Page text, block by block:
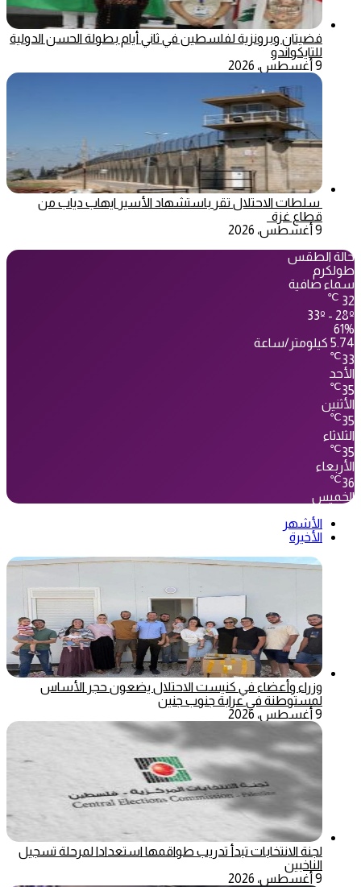
فضيتان وبرونزية لفلسطين في ثاني أيام بطولة الحسن الدولية
للتايكواندو
9 أغسطس، 2026
سلطات الاحتلال تقر باستشهاد الأسير ايهاب دياب من
قطاع غزة
9 أغسطس، 2026
حالة الطقس
طولكرم
سماء صافية
32
℃
33º - 28º
61%
5.74 كيلومتر/ساعة
33
℃
الأحد
35
℃
الأثنين
35
℃
الثلاثاء
35
℃
الأربعاء
36
℃
الخميس
الأشهر
الأخيرة
وزراء وأعضاء في كنيست الاحتلال يضعون حجر الأساس
لمستوطنة في عرابة جنوب جنين
9 أغسطس، 2026
لجنة الانتخابات تبدأ تدريب طواقمها استعدادا لمرحلة تسجيل
الناخبين
9 أغسطس، 2026